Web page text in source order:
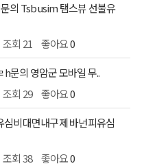
조회 21 좋아요0
문의 영암군 모바일 무..
조회 29 좋아요0
조회 38 좋아요0